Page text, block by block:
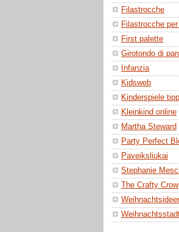
Filastrocche
Filastrocche
First palette
Girotondo di
Infanzia
Kidsweb
Kinderspiele
Kleinkind online
Martha Steward
Party Perfect
Paveiksliukai
Stephanie
The Crafty Crow